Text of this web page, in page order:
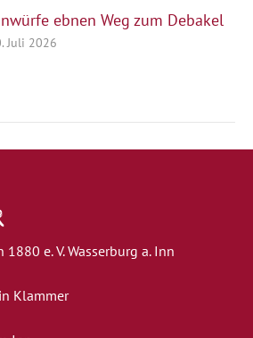
ebnen Weg zum Debakel
Juli 2026
e. V. Wasserburg a. Inn
Klammer